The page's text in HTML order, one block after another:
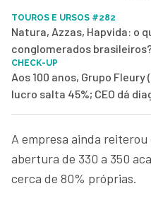
TOUROS E URSOS #282
Natura, Azzas, Hapvida: o
conglomerados
CHECK-UP
Aos 100 anos, Grupo
lucro salta 45%; CEO dá
A empresa ainda
abertura de 330 a 350
cerca de 80% próprias.